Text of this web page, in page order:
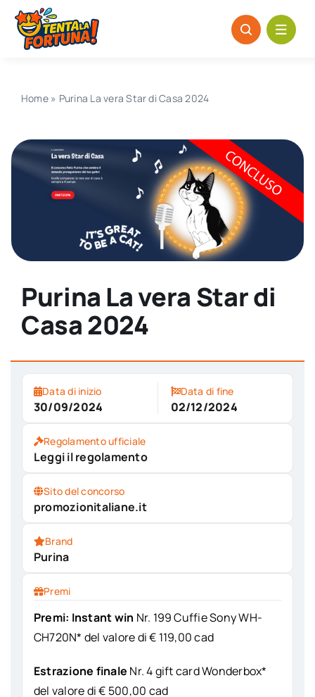
Salta
contenuto
Home» Purina La vera Star di Casa 2024
Purina La vera Star di
Casa 2024
Data di inizio
30/09/2024
Data di fine
02/12/2024
Regolamento ufficiale
Leggi il regolamento
Sito del concorso
promozionitaliane.it
Brand
Purina
Premi
Premi: Instant win Nr. 199 Cuffie Sony WH-
CH720N* del valore di € 119,00 cad
Estrazione finale Nr. 4 gift card Wonderbox*
del valore di € 500,00 cad